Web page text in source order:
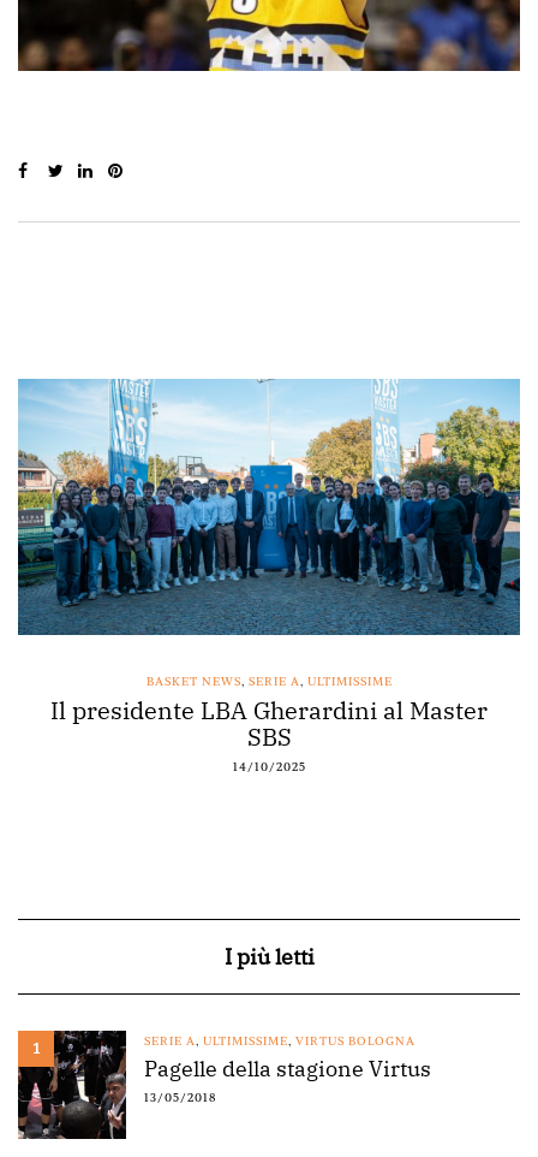
BASKET NEWS, SERIE A, ULTIMISSIME
Il presidente LBA Gherardini al Master
SBS
14/10/2025
I più letti
1 SERIE A, ULTIMISSIME, VIRTUS BOLOGNA
Pagelle della stagione Virtus
13/05/2018